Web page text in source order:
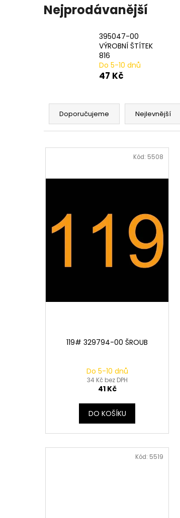
Nejprodávanější
395047-00
VÝROBNÍ ŠTÍTEK
816
Do 5-10 dnů
47 Kč
Ř
z
p
Doporučujeme Nejlevnější
V
ů
119# 329794-00 ŠROUB
Do 5-10 dnů
34 Kč bez DPH
41 Kč
DO KOŠÍKU
Kód: 5508
Kód: 5519
20# N233943 STLAČENÍ PRUŽINY 2 PER
PACK